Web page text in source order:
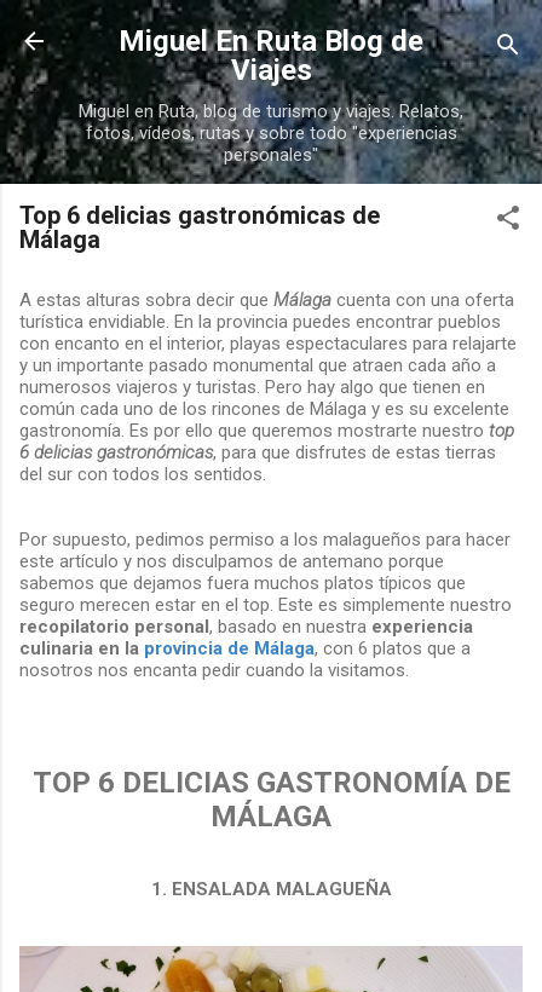
Ir al contenido principal
Miguel En Ruta Blog de
Viajes
Miguel en Ruta, blog de turismo y viajes. Relatos,
fotos, vídeos, rutas y sobre todo "experiencias
personales"
Top 6 delicias gastronómicas de
Málaga
A estas alturas sobra decir que Málaga cuenta con una oferta
turística envidiable. En la provincia puedes encontrar pueblos
con encanto en el interior, playas espectaculares para relajarte
y un importante pasado monumental que atraen cada año a
numerosos viajeros y turistas. Pero hay algo que tienen en
común cada uno de los rincones de Málaga y es su excelente
gastronomía. Es por ello que queremos mostrarte nuestro top
6 delicias gastronómicas, para que disfrutes de estas tierras
del sur con todos los sentidos.
Por supuesto, pedimos permiso a los malagueños para hacer
este artículo y nos disculpamos de antemano porque
sabemos que dejamos fuera muchos platos típicos que
seguro merecen estar en el top. Este es simplemente nuestro
recopilatorio personal, basado en nuestra experiencia
culinaria en la provincia de Málaga, con 6 platos que a
nosotros nos encanta pedir cuando la visitamos.
TOP 6 DELICIAS GASTRONOMÍA DE
MÁLAGA
1. ENSALADA MALAGUEÑA